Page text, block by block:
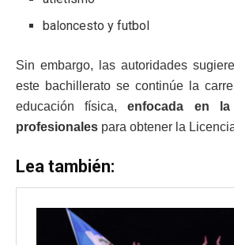
baloncesto y futbol
Sin embargo, las autoridades
este bachillerato se continúe la
educación física,enfocada en
profesionales para obtener la
Lea también: